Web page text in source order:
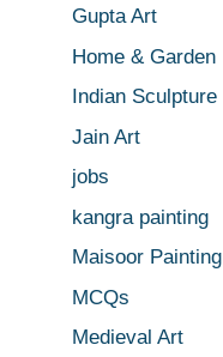
Gupta Art
Home & Garden
Indian Sculpture
Jain Art
jobs
kangra painting
Maisoor Painting
MCQs
Medieval Art